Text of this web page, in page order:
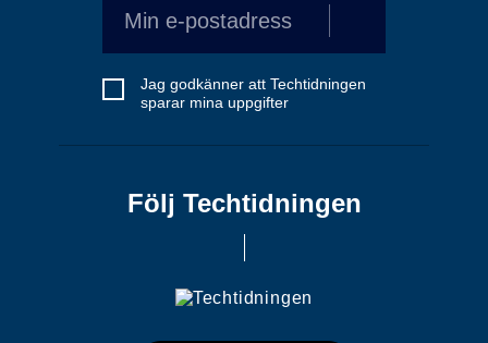
Jag godkänner att Techtidningen
sparar mina uppgifter
Följ Techtidningen